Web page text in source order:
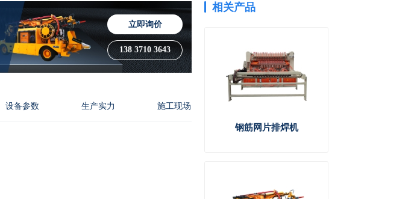
立即询价
138 3710 3643
设备参数 生产实力 施工现场
相关产品
钢筋网片排焊机